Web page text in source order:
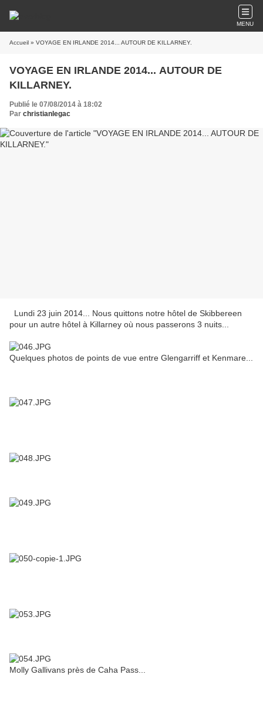
MENU
Accueil » VOYAGE EN IRLANDE 2014... AUTOUR DE KILLARNEY.
VOYAGE EN IRLANDE 2014... AUTOUR DE
KILLARNEY.
Publié le 07/08/2014 à 18:02
Par christianlegac
Lundi 23 juin 2014... Nous quittons notre hôtel de Skibbereen
pour un autre hôtel à Killarney où nous passerons 3 nuits...
Quelques photos de points de vue entre Glengarriff et Kenmare...
Molly Gallivans près de Caha Pass...